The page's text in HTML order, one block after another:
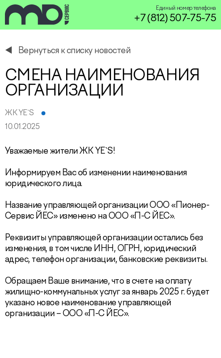
Единый номер телефона
+7 (812) 507-75-75
service@miservice.ru
Вернуться к списку новостей
СМЕНА НАИМЕНОВАНИЯ
ОРГАНИЗАЦИИ
ЖК YE`S
10.01.2025
Уважаемые жители ЖК YE`S!
Информируем Вас об изменении наименования
юридического лица.
Название управляющей организации ООО «Пионер-
Сервис ЙЕС» изменено на ООО «П-С ЙЕС».
Реквизиты управляющей организации остались без
изменения, в том числе ИНН, ОГРН, юридический
адрес, телефон организации, банковские реквизиты.
Обращаем Ваше внимание, что в счете на оплату
жилищно-коммунальных услуг за январь 2025 г. будет
указано новое наименование управляющей
организации – ООО «П-С ЙЕС».